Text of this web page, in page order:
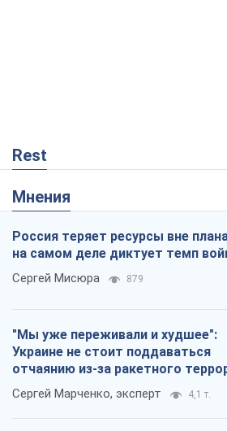
Rest
Мнения
Россия теряет ресурсы вне
на самом деле диктует темп
Сергей Мисюра 879
"Мы уже переживали и худшее":
Украине не стоит поддаваться
отчаянию из-за ракетного
Сергей Марченко, эксперт 4,1 т.